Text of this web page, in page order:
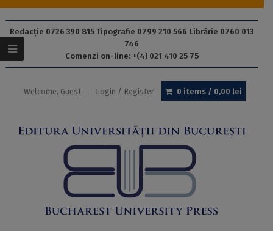
Redacție 0726 390 815 Tipografie 0799 210 566 Librărie 0760 013
746
Comenzi on-line: +(4) 021 410 25 75
Welcome, Guest Login / Register 0 items / 0,00 lei